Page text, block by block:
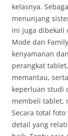
kelasnya.
menunjang
ini juga dibekali
Mode dan
kenyamanan
perangkat
memantau,
keperluan studi
membeli tablet,
Secara total
detail yang